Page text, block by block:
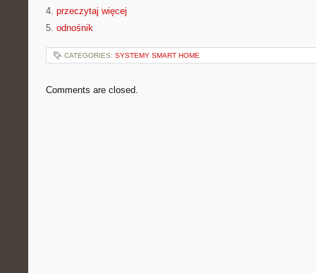
4. przeczytaj więcej
5. odnośnik
CATEGORIES: SYSTEMY SMART HOME
Comments are closed.